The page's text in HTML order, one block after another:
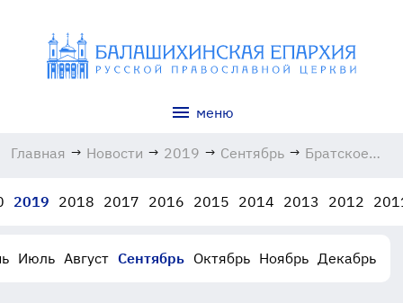
меню
Главная → Новости → 2019 → Сентябрь → Братское
Павлово-
20.09.2019
2019 2018 2017 2016 2015 2014 2013 2012
Июль Август Сентябрь Октябрь Ноябрь Декабрь